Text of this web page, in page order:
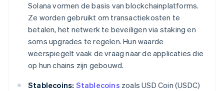
Solana vormen de basis van blockchainplatforms.
Ze worden gebruikt om transactiekosten te
betalen, het netwerk te beveiligen via staking en
soms upgrades te regelen. Hun waarde
weerspiegelt vaak de vraag naar de applicaties die
op hun chains zijn gebouwd.
Stablecoins: Stablecoins zoals USD Coin (USDC)